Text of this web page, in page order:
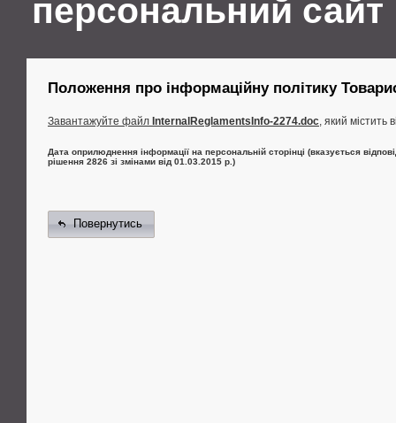
персональний сайт
Положення про інформаційну політику
Завантажуйте файл InternalReglamentsInfo-2274.doc, який містить
Дата оприлюднення інформації на персональній сторінці (вказується
рішення 2826 зі змінами від 01.03.2015 р.)
Повернутись